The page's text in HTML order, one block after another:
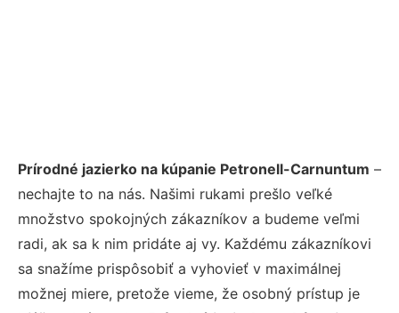
Prírodné jazierko na kúpanie Petronell-Carnuntum –
nechajte to na nás. Našimi rukami prešlo veľké
množstvo spokojných zákazníkov a budeme veľmi
radi, ak sa k nim pridáte aj vy. Každému zákazníkovi
sa snažíme prispôsobiť a vyhovieť v maximálnej
možnej miere, pretože vieme, že osobný prístup je